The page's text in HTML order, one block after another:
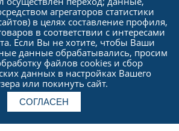
All rights reserved. Any usage of materials and Website
including to other sites and Internet resources) without the
. Anti-corruption policy of Tomskcable LLC. Information is subject
FZ) and Provision on the disclosure of information by issuers of
CRKI news agency, accredited by the Central Bank of the
агрегаторов статистики
в целях составление профиля,
в соответствии с интересами
Если Вы не хотите, чтобы Ваши
данные обрабатывались, просим
файлов cookies и сбор
данных в настройках Вашего
или покинуть сайт.
СОГЛАСЕН